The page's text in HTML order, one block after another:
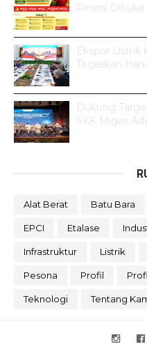
Resmi Dibuka
Ekspor Listrik
Tegaskan
Dukung
SKK Migas
Alat Berat Batu Bara
EPCI Etalase
Infrastruktur Listrik
Pesona Profil
Teknologi Tentang